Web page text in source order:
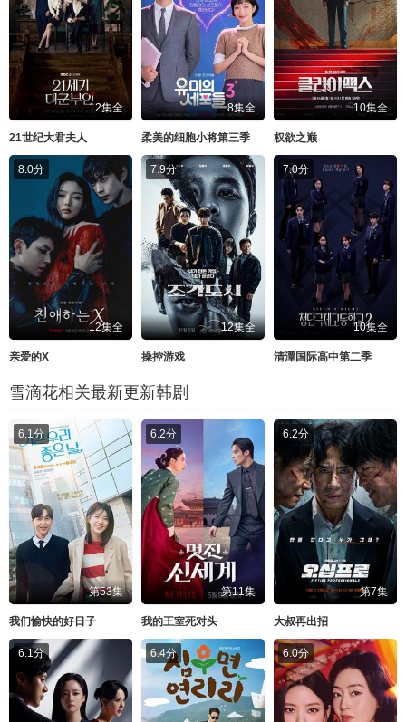
12集全
21世纪大君夫人
8集全
柔美的细胞小将第三季
10集全
权欲之巅
8.0分
12集全
亲爱的X
7.9分
12集全
操控游戏
7.0分
10集全
清潭国际高中第二季
雪滴花相关最新更新韩剧
6.1分
第53集
我们愉快的好日子
6.2分
第11集
我的王室死对头
6.2分
第7集
大叔再出招
6.1分 6.4分 6.0分